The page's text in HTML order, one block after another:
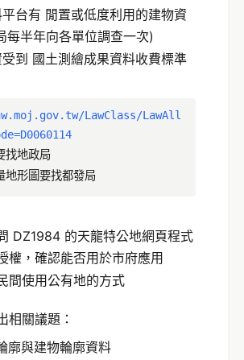
台有 閒置或低度利用的建物資
每半年向各單位調查一次)
到 國土測繪成果資料收費標準
LawClass/LawAll
找地政局
地形圖要找都發局
DZ1984 的天龍特公地網頁程式
權，確認能否用於市府應用
間使用公有地的方式
相關議題：
廓與建物輪廓資料